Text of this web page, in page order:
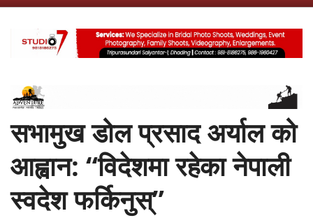
सभामुख डोल प्रसाद अर्याल को
आह्वान: “विदेशमा रहेका नेपाली
स्वदेश फर्किनुस्”